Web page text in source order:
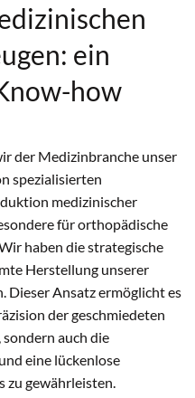
ein
how
der Medizinbranche unser
spezialisierten
medizinischer
für orthopädische
haben die strategische
Herstellung unserer
Dieser Ansatz ermöglicht es
der geschmiedeten
auch die
eine lückenlose
zu gewährleisten.